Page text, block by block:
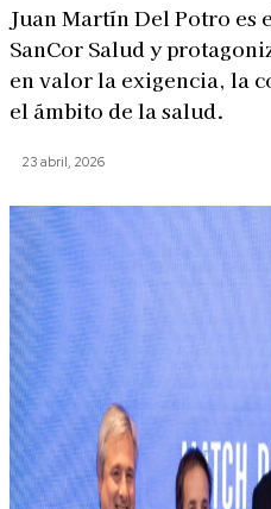
Juan Martín Del Potro es
SanCor Salud y
en valor la exigencia, la
el ámbito de la salud.
23 abril, 2026